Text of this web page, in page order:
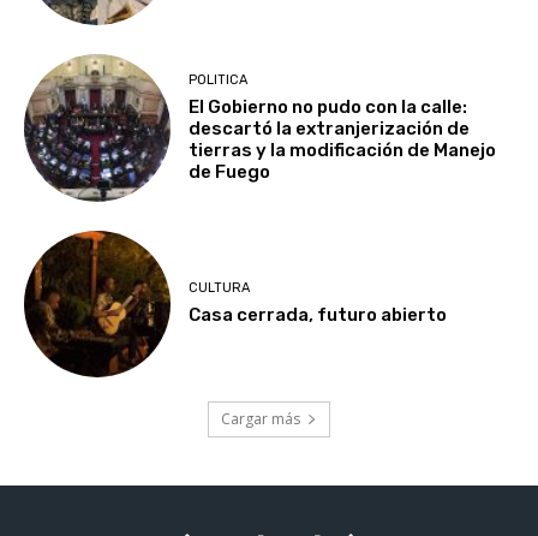
POLITICA
El Gobierno no pudo con la calle:
descartó la extranjerización de
tierras y la modificación de Manejo
de Fuego
CULTURA
Casa cerrada, futuro abierto
Cargar más